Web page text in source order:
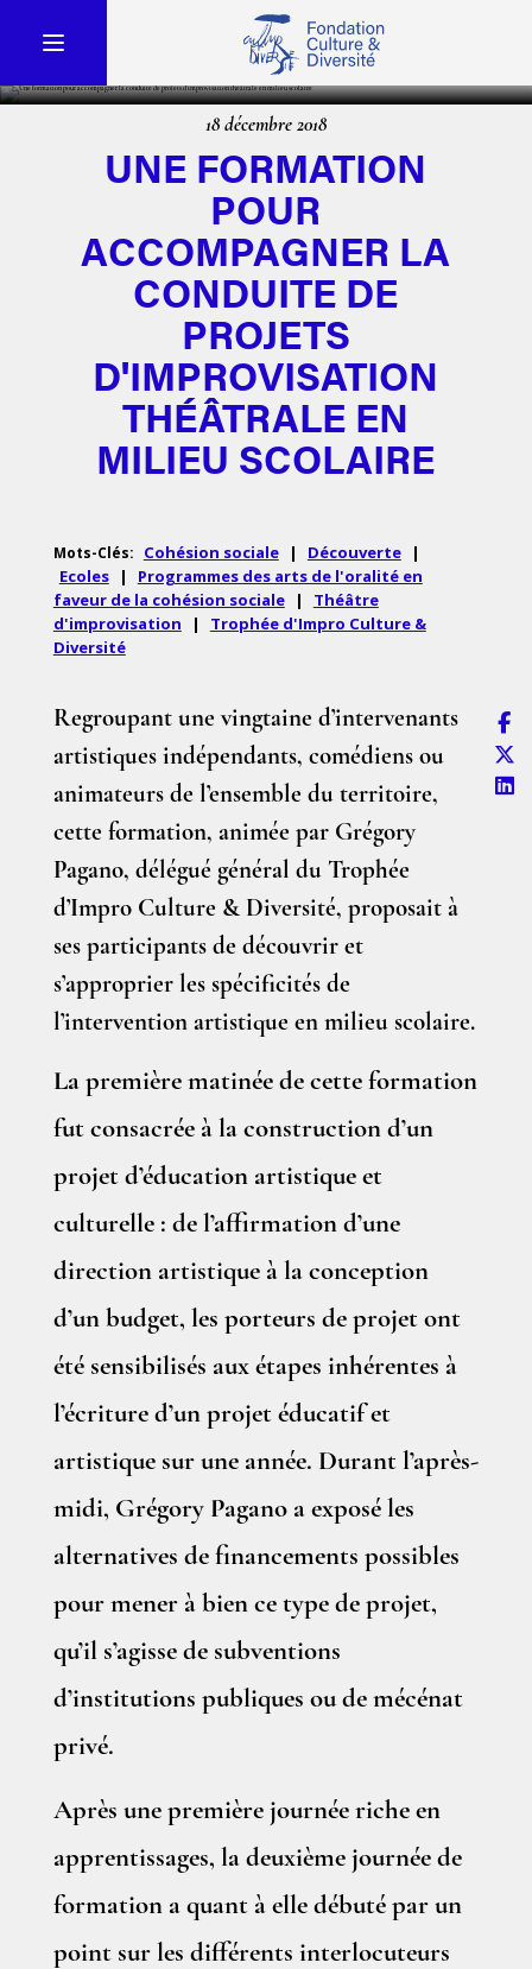
18 décembre 2018
UNE FORMATION
POUR
ACCOMPAGNER LA
CONDUITE DE
PROJETS
D'IMPROVISATION
THÉÂTRALE EN
MILIEU SCOLAIRE
Mots-Clés: Cohésion sociale | Découverte
|
Ecoles
|
Programmes des arts de l'oralité en
faveur de la cohésion sociale
|
Théâtre
d'improvisation
|
Trophée d'Impro Culture &
Diversité
Regroupant une vingtaine d’intervenants
artistiques indépendants, comédiens ou
animateurs de l’ensemble du territoire,
cette formation, animée par Grégory
Pagano, délégué général du Trophée
d’Impro Culture & Diversité, proposait à
ses participants de découvrir et
s’approprier les spécificités de
l’intervention artistique en milieu scolaire.
La première matinée de cette formation
fut consacrée à la construction d’un
projet d’éducation artistique et
culturelle : de l’affirmation d’une
direction artistique à la conception
d’un budget, les porteurs de projet ont
été sensibilisés aux étapes inhérentes à
l’écriture d’un projet éducatif et
artistique sur une année. Durant l’après-
midi, Grégory Pagano a exposé les
alternatives de financements possibles
pour mener à bien ce type de projet,
qu’il s’agisse de subventions
d’institutions publiques ou de mécénat
privé.
Après une première journée riche en
apprentissages, la deuxième journée de
formation a quant à elle débuté par un
point sur les différents interlocuteurs